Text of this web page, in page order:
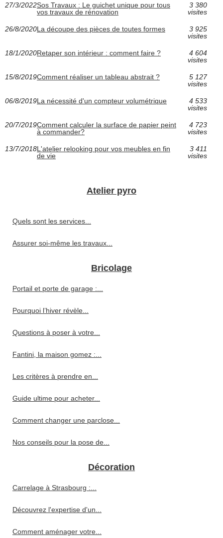
27/3/2022Sos Travaux : Le guichet unique pour tous
vos travaux de rénovation
3 380
visites
26/8/2020La découpe des pièces de toutes formes
3 925
visites
18/1/2020Retaper son intérieur : comment faire ?
4 604
visites
15/8/2019Comment réaliser un tableau abstrait ?
5 127
visites
06/8/2019La nécessité d'un compteur volumétrique
4 533
visites
20/7/2019Comment calculer la surface de papier peint
à commander?
4 723
visites
13/7/2018L'atelier relooking pour vos meubles en fin
de vie
3 411
visites
Atelier pyro
Quels sont les services...
Assurer soi-même les travaux...
Bricolage
Portail et porte de garage :...
Pourquoi l’hiver révèle...
Questions à poser à votre...
Fantini, la maison gomez :...
Les critères à prendre en...
Guide ultime pour acheter...
Comment changer une parclose...
Nos conseils pour la pose de...
Décoration
Carrelage à Strasbourg :...
Découvrez l'expertise d'un...
Comment aménager votre...